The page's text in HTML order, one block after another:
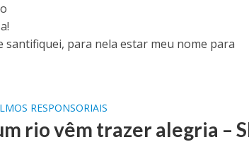
santifiquei, para nela estar meu nome para
RESPONSORIAIS
rio vêm trazer alegria –